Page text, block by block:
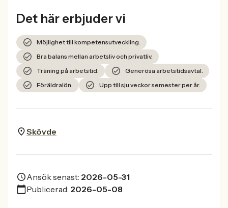
Det här erbjuder vi
Möjlighet till kompetensutveckling.
Bra balans mellan arbetsliv och privatliv.
Träning på arbetstid.
Generösa arbetstidsavtal.
Föräldralön.
Upp till sju veckor semester per år.
Skövde
Ansök senast: 2026-05-31
Publicerad: 2026-05-08